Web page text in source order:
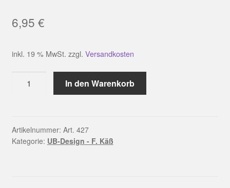
6,95 €
inkl. 19 % MwSt. zzgl. Versandkosten
Winterbeerenzweig
In den Warenkorb
Artikelnummer: Art. 427
Kategorie: UB-Design - F. Käß